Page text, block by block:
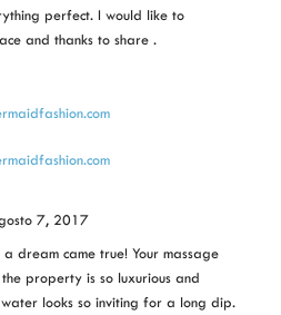
perfect. I would like to
and thanks to share .
7, 2017
a dream came true! Your massage
property is so luxurious and
looks so inviting for a long dip.